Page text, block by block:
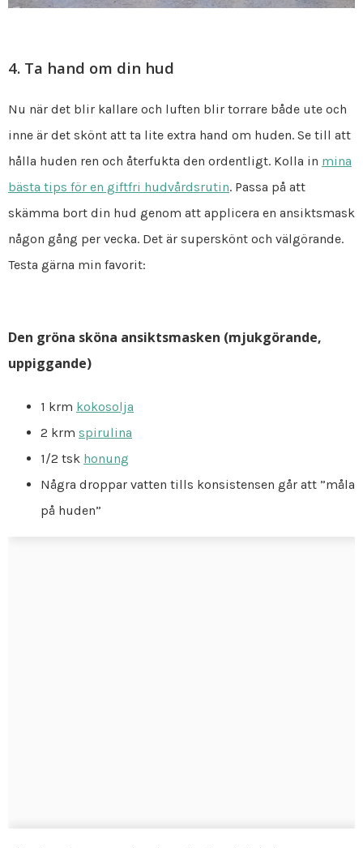
4. Ta hand om din hud
Nu när det blir kallare och luften blir torrare både ute och
inne är det skönt att ta lite extra hand om huden. Se till att
hålla huden ren och återfukta den ordentligt. Kolla in mina
bästa tips för en giftfri hudvårdsrutin. Passa på att
skämma bort din hud genom att applicera en ansiktsmask
någon gång per vecka. Det är superskönt och välgörande.
Testa gärna min favorit:
Den gröna sköna ansiktsmasken (mjukgörande,
uppiggande)
1 krm kokosolja
2 krm spirulina
1/2 tsk honung
Några droppar vatten tills konsistensen går att ”måla
på huden”